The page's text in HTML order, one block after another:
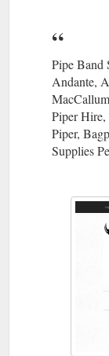
Pipe Band
Andante,
Piper Hire,
Piper,
Supplies